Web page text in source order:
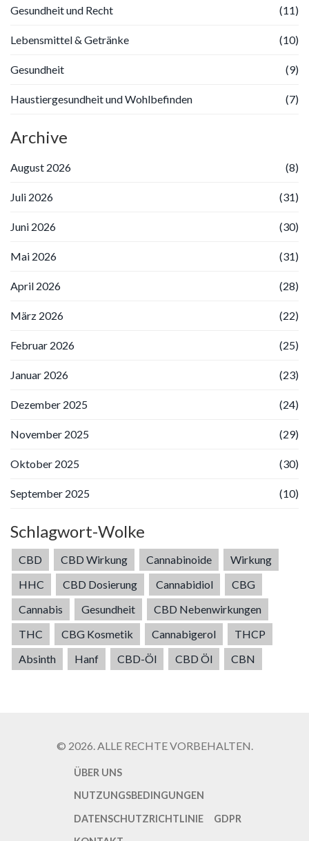
Gesundheit und Recht (11)
Lebensmittel & Getränke (10)
Gesundheit (9)
Haustiergesundheit und Wohlbefinden (7)
Archive
August 2026 (8)
Juli 2026 (31)
Juni 2026 (30)
Mai 2026 (31)
April 2026 (28)
März 2026 (22)
Februar 2026 (25)
Januar 2026 (23)
Dezember 2025 (24)
November 2025 (29)
Oktober 2025 (30)
September 2025 (10)
Schlagwort-Wolke
CBD CBD Wirkung Cannabinoide
Wirkung
HHC
CBD Dosierung Cannabidiol
CBG
Cannabis
Gesundheit
CBD Nebenwirkungen
THC
CBG Kosmetik Cannabigerol
THCP
Absinth
Hanf CBD-Öl CBD Öl CBN
© 2026. ALLE RECHTE VORBEHALTEN.
ÜBER UNS
NUTZUNGSBEDINGUNGEN
DATENSCHUTZRICHTLINIE
GDPR